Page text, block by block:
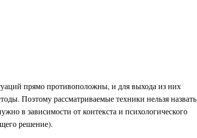
прямо противоположны, и для выхода из них
Поэтому рассматриваемые техники нельзя назвать
в зависимости от контекста и психологического
решение).